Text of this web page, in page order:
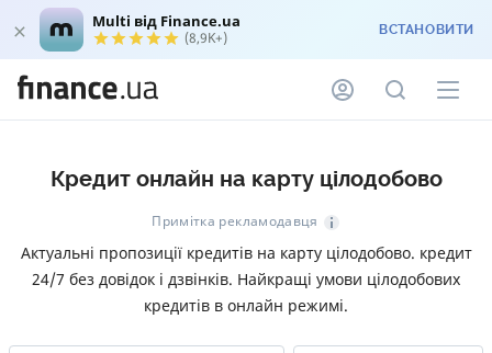
Multi від Finance.ua
(8,9K+) ВСТАНОВИТИ
Кредит онлайн на карту цілодобово
Примітка рекламодавця
Актуальні пропозиції кредитів на карту цілодобово. кредит
24/7 без довідок і дзвінків. Найкращі умови цілодобових
кредитів в онлайн режимі.